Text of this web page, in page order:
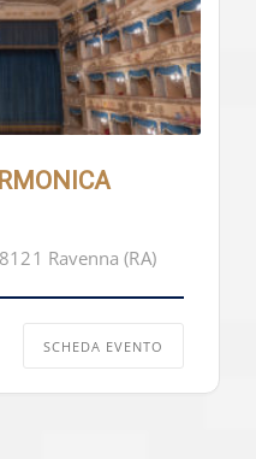
Ravenna (RA)
SCHEDA EVENTO